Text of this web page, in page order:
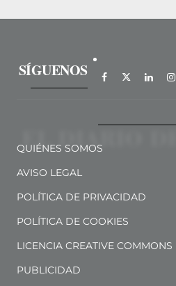
SÍGUENOS
QUIÉNES SOMOS
AVISO LEGAL
POLÍTICA DE PRIVACIDAD
POLÍTICA DE COOKIES
LICENCIA CREATIVE COMMONS
PUBLICIDAD